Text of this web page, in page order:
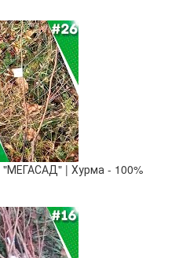
| Хурма - 100%